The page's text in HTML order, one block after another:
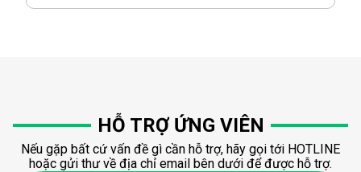
HỖ TRỢ ỨNG VIÊN
Nếu gặp bất cứ vấn đề gì cần hỗ trợ, hãy gọi tới HOTLINE
hoặc gửi thư về địa chỉ email bên dưới để được hỗ trợ.